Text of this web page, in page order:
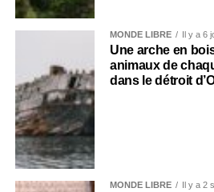
MONDE LIBRE Il y a 6
Une arche en
animaux de
dans le détroit
MONDE LIBRE Il y a 2